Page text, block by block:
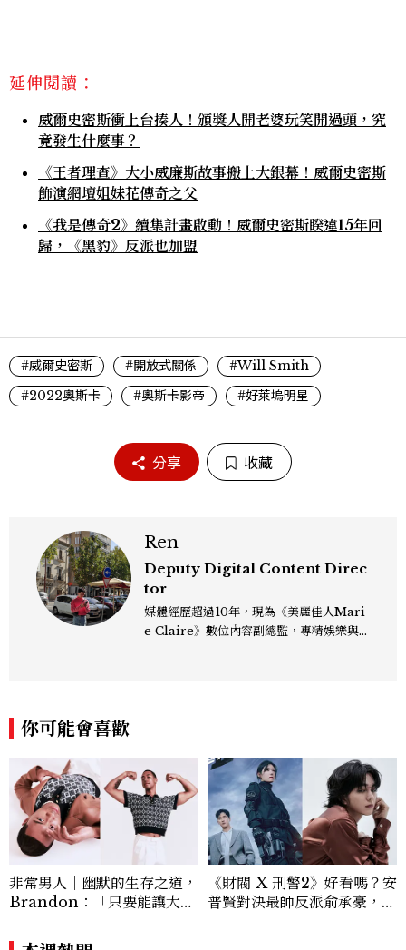
延伸閱讀：
威爾史密斯衝上台揍人！頒獎人開老婆玩笑開過頭，究
竟發生什麼事？
《王者理查》大小威廉斯故事搬上大銀幕！威爾史密斯
飾演網壇姐妹花傳奇之父
《我是傳奇2》續集計畫啟動！威爾史密斯睽違15年回
歸，《黑豹》反派也加盟
#威爾史密斯 #開放式關係
#Will Smith
#2022奧斯卡
#奧斯卡影帝 #好萊塢明星
分享 收藏
Ren
Deputy Digital Content Direc
tor
媒體經歷超過10年，現為《美麗佳人Mari
e Claire》數位內容副總監，專精娛樂與
你可能會喜歡
非常男人｜幽默的生存之道，
Brandon：「只要能讓大家
讓敵人成為朋友。」
《財閥 X 刑警2》好看嗎？安
普賢對決最帥反派俞承豪，鄭